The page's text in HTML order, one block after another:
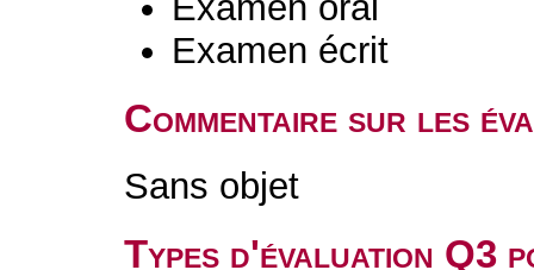
Examen écrit
Commentaire sur les
Sans objet
Types d'évaluation Q3